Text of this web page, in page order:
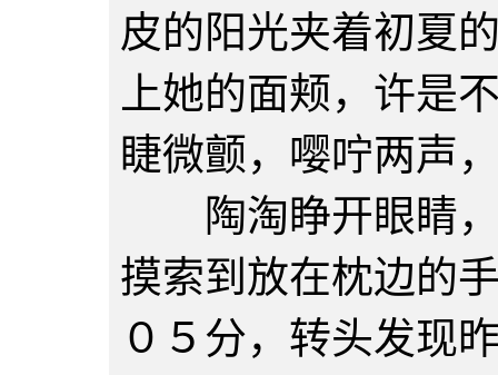
皮的阳光夹着初夏
上她的面颊，许是
睫微颤，嘤咛两声
陶淘睁开眼睛，
摸索到放在枕边的
０５分，转头发现